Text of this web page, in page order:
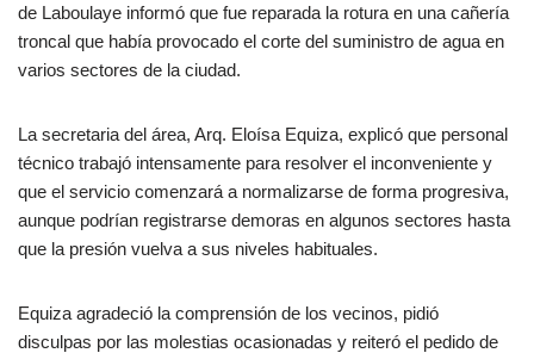
de Laboulaye informó que fue reparada la rotura en una cañería
troncal que había provocado el corte del suministro de agua en
varios sectores de la ciudad.
La secretaria del área, Arq. Eloísa Equiza, explicó que personal
técnico trabajó intensamente para resolver el inconveniente y
que el servicio comenzará a normalizarse de forma progresiva,
aunque podrían registrarse demoras en algunos sectores hasta
que la presión vuelva a sus niveles habituales.
Equiza agradeció la comprensión de los vecinos, pidió
disculpas por las molestias ocasionadas y reiteró el pedido de